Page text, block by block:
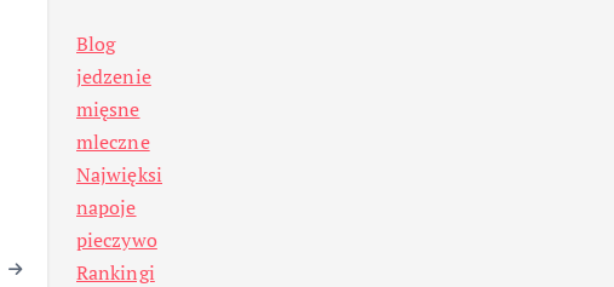
Blog
jedzenie
mięsne
mleczne
Najwięksi
napoje
pieczywo
Rankingi